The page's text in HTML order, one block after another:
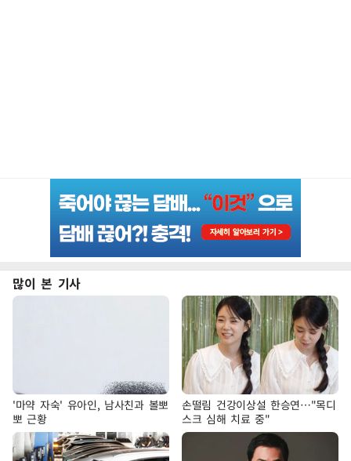
많이 본 기사
'마약 자숙' 유아인, 남사친과 볼뽀
뽀 근황
손떨림 건강이상설 한승연…"목디
스크 심해 치료 중"